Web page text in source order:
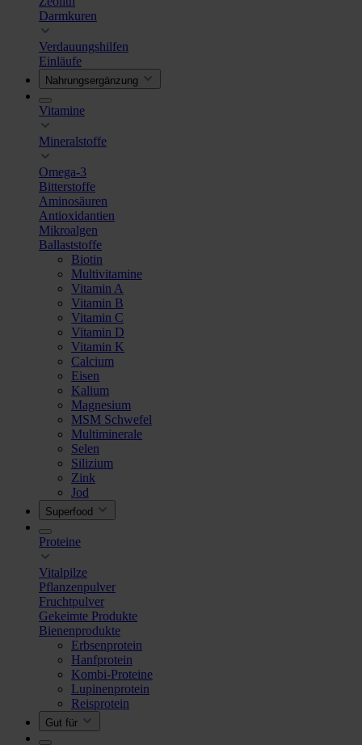
Darmkuren
Verdauungshilfen
Einläufe
Nahrungsergänzung
Vitamine
Mineralstoffe
Omega-3
Bitterstoffe
Aminosäuren
Antioxidantien
Mikroalgen
Ballaststoffe
Biotin
Multivitamine
Vitamin A
Vitamin B
Vitamin C
Vitamin D
Vitamin K
Calcium
Eisen
Kalium
Magnesium
MSM Schwefel
Multiminerale
Selen
Silizium
Zink
Jod
Superfood
Proteine
Vitalpilze
Pflanzenpulver
Fruchtpulver
Gekeimte Produkte
Bienenprodukte
Erbsenprotein
Hanfprotein
Kombi-Proteine
Lupinenprotein
Reisprotein
Gut für